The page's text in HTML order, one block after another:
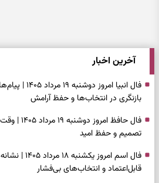
آخرین اخبار
فال انبیا
بازنگری در انتخاب‌ها و حفظ آرامش
فال حافظ
تصمیم و حفظ امید
فال اسم
قابل‌اعتماد و انتخاب‌های بی‌فشار